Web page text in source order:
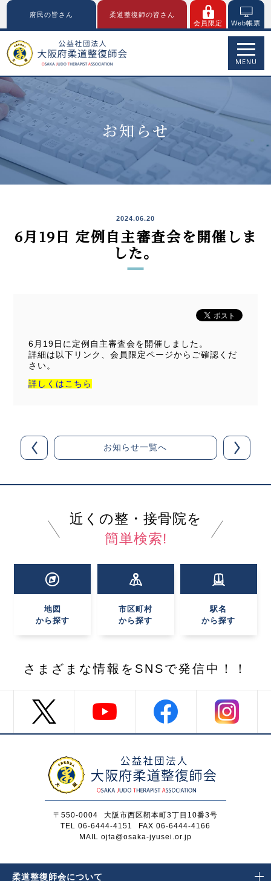
府民の皆さん
柔道整復師の皆さん
会員限定
Web帳票
MENU
お知らせ
2024.06.20
6月19日 定例自主審査会を開催しま
した。
6月19日に定例自主審査会を開催しました。
詳細は以下リンク、会員限定ページからご確認くだ
さい。
詳しくはこちら
お知らせ一覧へ
近くの整・接骨院を
簡単検索!
地図
から探す
市区町村
から探す
駅名
から探す
さまざまな情報を SNSで発信中！！
〒550-0004
大阪市西区靭本町3丁目10番3号
TEL 06-6444-4151
FAX 06-6444-4166
MAIL ojta@osaka-jyusei.or.jp
柔道整復師会について